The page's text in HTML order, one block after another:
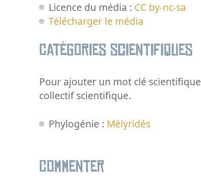
Licence du média : CC by-nc-sa
Télécharger le média
Catégories scientifiques
Pour ajouter un mot clé
collectif scientifique.
Phylogénie : Mélyridés
Commenter